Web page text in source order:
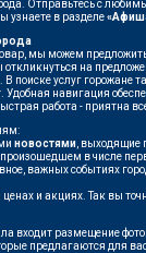
Отправьтесь с
узнаете в разделе
мы можем
откликнуться на
поиске услуг горожане
Удобная навигация
работа - приятна
новостями , выходящие
произошедшем в числе
важных событиях
и акциях. Так вы
входит размещение
предлагаются для